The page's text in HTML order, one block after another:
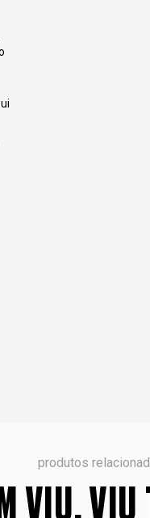
produtos
VIU, VIU